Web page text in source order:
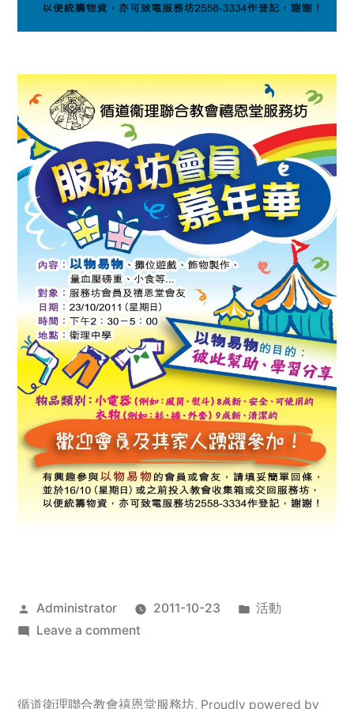
Posted
by
Administrator 2011-10-23
Posted
活動
Leave a commenton
服
循道衛理聯合教會禧恩堂服務坊, Proudly powered by